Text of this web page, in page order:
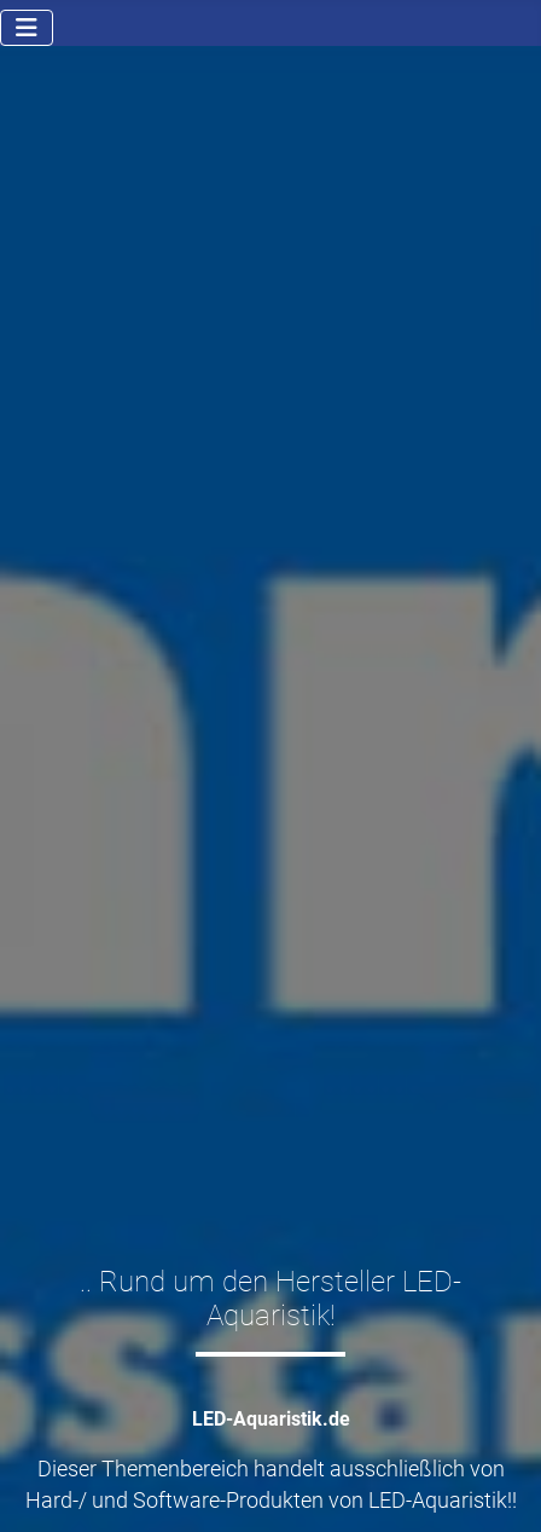
.. Rund um den Hersteller LED-
Aquaristik!
LED-Aquaristik.de
Dieser Themenbereich handelt ausschließlich von
Hard-/ und Software-Produkten von LED-Aquaristik!!